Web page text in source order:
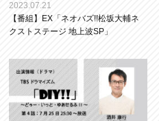
2023.07.21
【番組】EX「ネオバズ!!松坂大輔ネ
クストステージ 地上波SP」